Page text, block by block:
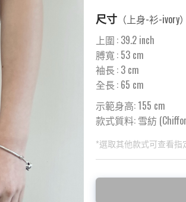
尺寸 （上身-衫-ivory）
上圍 : 39.2 inch
膊寬 : 53 cm
袖長 : 3 cm
全長 : 65 cm
示範身高: 155 cm
款式質料: 雪紡
*選取其他款式可查看指
此為預購品
<預購款>因為韓國東
此為減價貨品
特價品不設退換，購買